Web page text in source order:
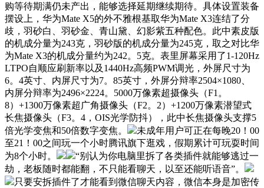
购等待期满仍未产出，能够选择延期继续期待。具体设置装备
摆设上，华为Mate X5的外不雅根基取华为Mate X3连结了分
歧，羽砂白、羽砂金、青山黛、幻影紫五种配色。此中素皮版
的机成分量为243克，羽砂版的机成分量为245克，取之对比华
为Mate X3的机成分量约为242。5克。表里屏幕采用了1-120Hz
LTPO自顺应刷新率以及1440Hz高频PWM调光，外屏尺寸为
6。4英寸、内屏尺寸为7。85英寸，外屏分辩率2504×1080、
内屏分辩率为2496×2224。5000万像素超摄像头（F1。
8）+1300万像素超广角摄像头（F2。2）+1200万像素潜望式
长焦摄像头（F3。4，OIS光学防抖），此中长焦摄像头支撑5
倍光学变焦和50倍数字变焦。
未成年用户可正在每晚20！00
至21！00之间玩一个小时腾讯旗下逛戏，假期累计可玩耍时间
为8个小时。
“别认为你电脑里拆了各类插件就能够逃过一
劫，老板随时都能翻，不只能看聊天，以至还能听语音”。
只要安拆插件了才能看到微信聊天内容，微信本身是加密传